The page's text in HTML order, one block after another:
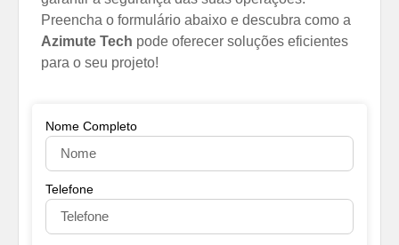
Preencha o formulário abaixo e descubra como a
Azimute Tech pode oferecer soluções eficientes
para o seu projeto!
Nome Completo
Telefone